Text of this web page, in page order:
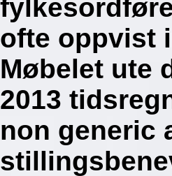
ofte oppvist
Møbelet ute
2013
non generic